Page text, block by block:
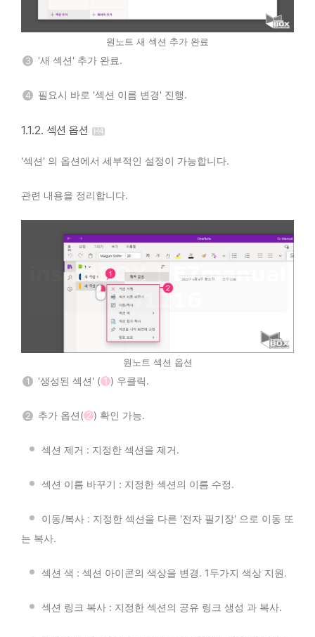
원노트 새 섹션 추가 완료
3 '새 섹션' 추가 완료.
4 필요시 바로 '섹션 이름 변경' 진행.
1.1.2. 섹션 옵션
'섹션' 의 옵션에서 세부적인 설정이 가능합니다.
관련 내용을 정리합니다.
원노트 섹션 옵션
1 '생성된 섹션' ( 1 ) 우클릭.
2 추가 옵션( 2 ) 확인 가능.
섹션 제거 : 지정한 섹션을 제거.
섹션 이름 바꾸기 : 지정한 섹션의 이름 수정.
이동/복사 : 지정한 섹션을 다른 '전자 필기장' 으로 이동 또
는 복사.
섹션 색 : 섹션 아이콘의 색상을 변경. 1두가지 색상 지원.
섹션 링크 복사 : 지정한 섹션의 공유 링크 생성 과 복사.